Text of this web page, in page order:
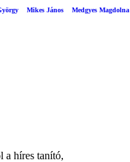
Mikes János Medgyes Magdolna
a híres tanító,